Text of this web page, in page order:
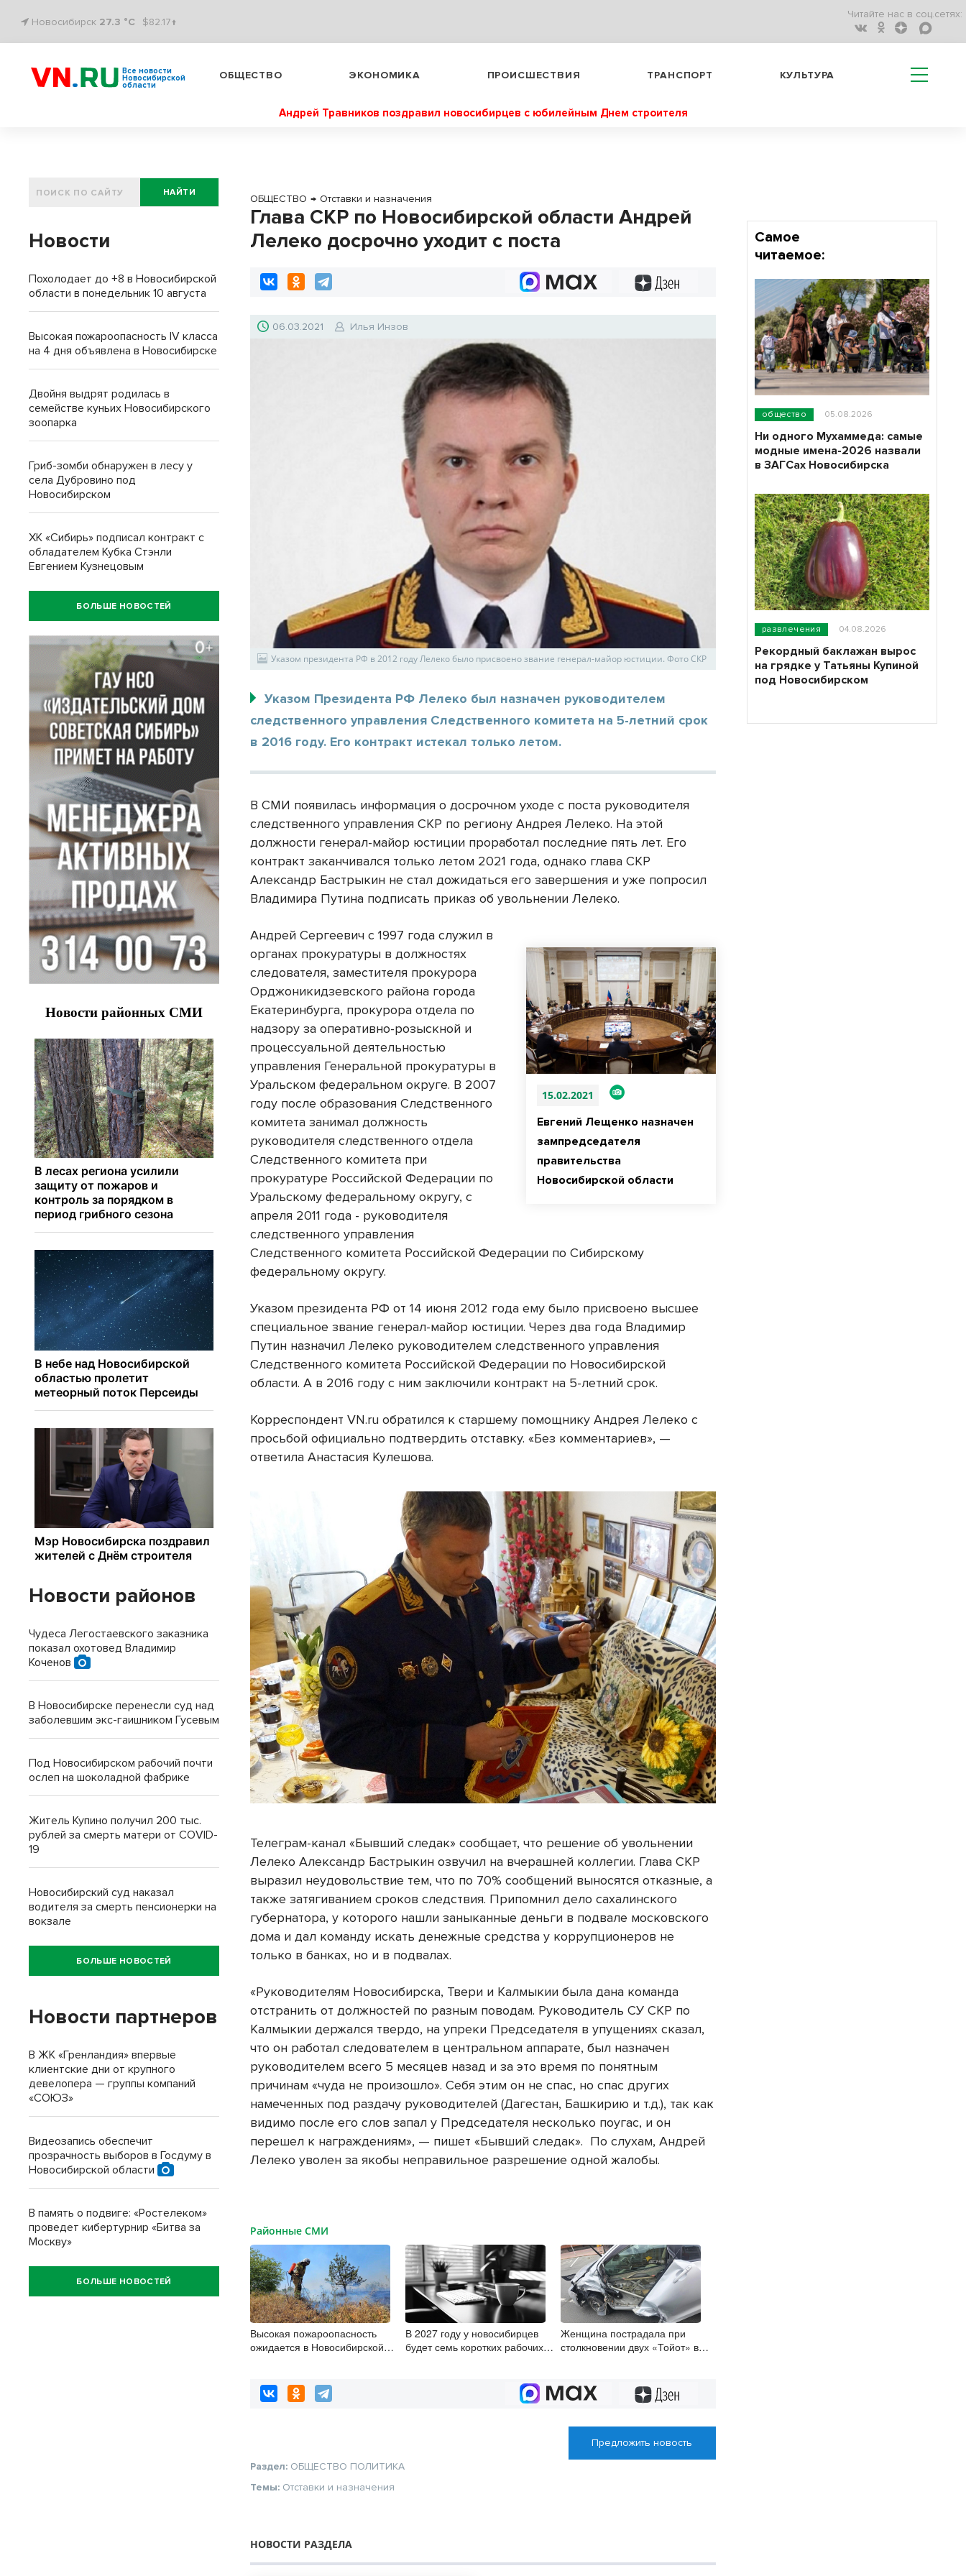
Новосибирск 27.3 °C $82.17↑
Читайте нас в соц.сетях:
Все новости
Новосибирской
области
ОБЩЕСТВО ЭКОНОМИКА ПРОИСШЕСТВИЯ ТРАНСПОРТ КУЛЬТУРА
Андрей Травников поздравил новосибирцев с юбилейным Днем строителя
ОБЩЕСТВО → Отставки и назначения
Глава СКР по Новосибирской области Андрей
Лелеко досрочно уходит с поста
06.03.2021 Илья Инзов
Указом президента РФ в 2012 году Лелеко было присвоено звание генерал-майор юстиции. Фото СКР
Указом Президента РФ Лелеко был назначен руководителем
следственного управления Следственного комитета на 5-летний срок
в 2016 году. Его контракт истекал только летом.
В СМИ появилась информация о досрочном уходе с поста руководителя
следственного управления СКР по региону Андрея Лелеко. На этой
должности генерал-майор юстиции проработал последние пять лет. Его
контракт заканчивался только летом 2021 года, однако глава СКР
Александр Бастрыкин не стал дожидаться его завершения и уже попросил
Владимира Путина подписать приказ об увольнении Лелеко.
15.02.2021
Евгений Лещенко назначен
зампредседателя
правительства
Новосибирской области
Андрей Сергеевич с 1997 года служил в
органах прокуратуры в должностях
следователя, заместителя прокурора
Орджоникидзевского района города
Екатеринбурга, прокурора отдела по
надзору за оперативно-розыскной и
процессуальной деятельностью
управления Генеральной прокуратуры в
Уральском федеральном округе. В 2007
году после образования Следственного
комитета занимал должность
руководителя следственного отдела
Следственного комитета при
прокуратуре Российской Федерации по
Уральскому федеральному округу, с
апреля 2011 года - руководителя
следственного управления
Следственного комитета Российской Федерации по Сибирскому
федеральному округу.
Указом президента РФ от 14 июня 2012 года ему было присвоено высшее
специальное звание генерал-майор юстиции. Через два года Владимир
Путин назначил Лелеко руководителем следственного управления
Следственного комитета Российской Федерации по Новосибирской
области. А в 2016 году с ним заключили контракт на 5-летний срок.
Корреспондент VN.ru обратился к старшему помощнику Андрея Лелеко с
просьбой официально подтвердить отставку. «Без комментариев», —
ответила Анастасия Кулешова.
Телеграм-канал «Бывший следак» сообщает, что решение об увольнении
Лелеко Александр Бастрыкин озвучил на вчерашней коллегии. Глава СКР
выразил неудовольствие тем, что по 70% сообщений выносятся отказные, а
также затягиванием сроков следствия. Припомнил дело сахалинского
губернатора, у которого нашли заныканные деньги в подвале московского
дома и дал команду искать денежные средства у коррупционеров не
только в банках, но и в подвалах.
«Руководителям Новосибирска, Твери и Калмыкии была дана команда
отстранить от должностей по разным поводам. Руководитель СУ СКР по
Калмыкии держался твердо, на упреки Председателя в упущениях сказал,
что он работал следователем в центральном аппарате, был назначен
руководителем всего 5 месяцев назад и за это время по понятным
причинам «чуда не произошло». Себя этим он не спас, но спас других
намеченных под раздачу руководителей (Дагестан, Башкирию и т.д.), так как
видимо после его слов запал у Председателя несколько поугас, и он
перешел к награждениям», — пишет «Бывший следак». По слухам, Андрей
Лелеко уволен за якобы неправильное разрешение одной жалобы.
Районные СМИ
Высокая пожароопасность
ожидается в Новосибирской
В 2027 году у новосибирцев
будет семь коротких рабочих
Женщина пострадала при
столкновении двух «Тойот» в
Предложить новость
Раздел: ОБЩЕСТВО ПОЛИТИКА
Темы: Отставки и назначения
НОВОСТИ РАЗДЕЛА
НАЙТИ
Новости
Похолодает до +8 в Новосибирской
области в понедельник 10 августа
Высокая пожароопасность IV класса
на 4 дня объявлена в Новосибирске
Двойня выдрят родилась в
семействе куньих Новосибирского
зоопарка
Гриб-зомби обнаружен в лесу у
села Дубровино под
Новосибирском
ХК «Сибирь» подписал контракт с
обладателем Кубка Стэнли
Евгением Кузнецовым
БОЛЬШЕ НОВОСТЕЙ
Новости районов
Чудеса Легостаевского заказника
показал охотовед Владимир
Коченов
В Новосибирске перенесли суд над
заболевшим экс-гаишником Гусевым
Под Новосибирском рабочий почти
ослеп на шоколадной фабрике
Житель Купино получил 200 тыс.
рублей за смерть матери от COVID-
19
Новосибирский суд наказал
водителя за смерть пенсионерки на
вокзале
БОЛЬШЕ НОВОСТЕЙ
Новости партнеров
В ЖК «Гренландия» впервые
клиентские дни от крупного
девелопера — группы компаний
«СОЮЗ»
Видеозапись обеспечит
прозрачность выборов в Госдуму в
Новосибирской области
В память о подвиге: «Ростелеком»
проведет кибертурнир «Битва за
Москву»
БОЛЬШЕ НОВОСТЕЙ
Самое
читаемое:
общество 05.08.2026
Ни одного Мухаммеда: самые
модные имена-2026 назвали
в ЗАГСах Новосибирска
развлечения 04.08.2026
Рекордный баклажан вырос
на грядке у Татьяны Купиной
под Новосибирском